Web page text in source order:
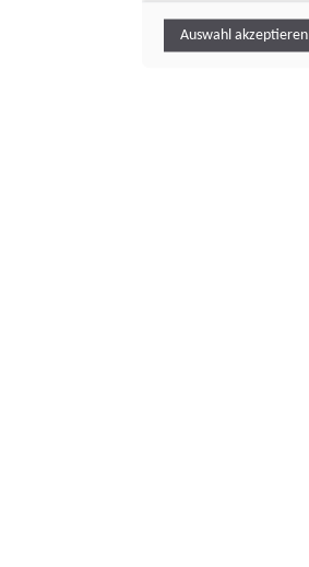
Auswahl akzeptieren